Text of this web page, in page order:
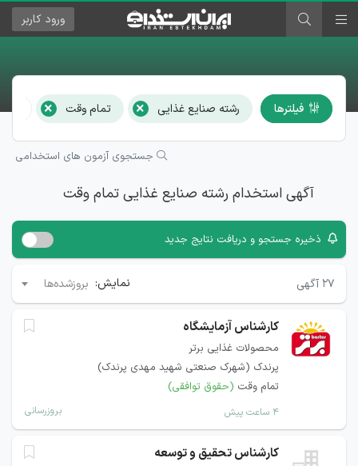
ورود کاربر
فیلترها رشته صنایع غذایی × تمام وقت ×
جستجوی آزمون های استخدامی
آگهی استخدام رشته صنایع غذایی تمام وقت
ذخیره جستجو و دریافت نتایج جدید
۲۷ آگهی نمایش: بروزشده‌ها
کارشناس آزمایشگاه
محصولات غذایی برتر
پرندک (شهرک صنعتی شهید مهدی پرندک)
تمام وقت (حقوق توافقی)
۴ ساعت پیش بروزرسانی
کارشناس تحقیق و توسعه